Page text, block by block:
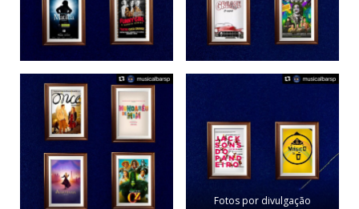
Fotos por divulgação